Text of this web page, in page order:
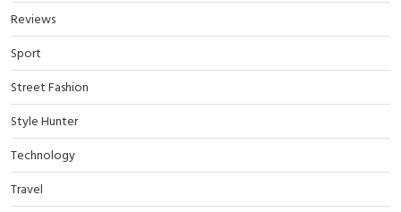
Reviews
Sport
Street Fashion
Style Hunter
Technology
Travel